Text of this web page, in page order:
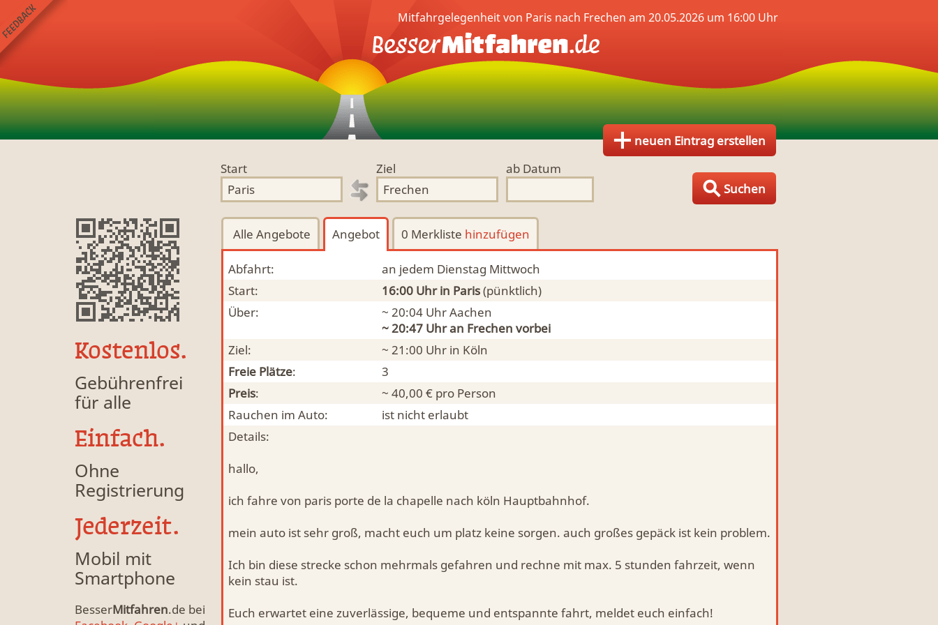
neuen Eintrag erstellen
Start
Ziel
ab Datum
Suchen
Kostenlos.
Gebührenfrei
für alle
Einfach.
Ohne
Registrierung
Jederzeit.
Mobil mit
Smartphone
BesserMitfahren.de bei
Mitfahrgelegenheit von Paris nach Frechen am 20.05.2026 um 16:00 Uhr
Alle Angebote Angebot 0 Merkliste hinzufügen
Abfahrt:
an jedem Dienstag Mittwoch
Start:
16:00 Uhrin Paris(pünktlich)
Über:
~ 20:04 UhrAachen
~ 20:47 Uhr an Frechen vorbei
Ziel:
~ 21:00 Uhr in Köln
Freie Plätze:
3
Preis:
~ 40,00 € pro Person
Rauchen im Auto:
ist nicht erlaubt
Details:
hallo,
ich fahre von paris porte de la chapelle nach köln Hauptbahnhof.
mein auto ist sehr groß, macht euch um platz keine sorgen. auch großes gepäck ist kein problem.
Ich bin diese strecke schon mehrmals gefahren und rechne mit max. 5 stunden fahrzeit, wenn
kein stau ist.
Euch erwartet eine zuverlässige, bequeme und entspannte fahrt, meldet euch einfach!